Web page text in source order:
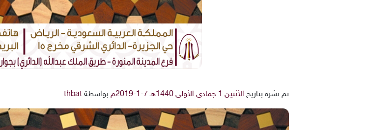
تم نشره بتاريخ الأثنين 1 جمادى الأولى 1440هـ 7-1-2019م بواسطة thbat